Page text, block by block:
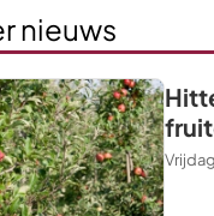
nieuws